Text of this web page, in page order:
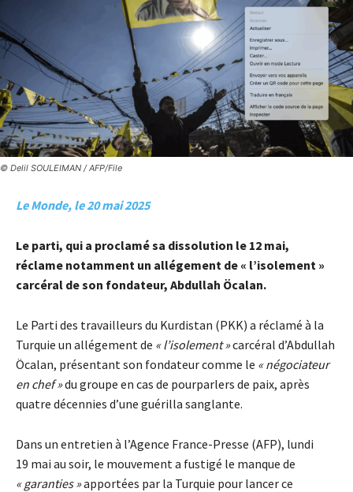
© Delil SOULEIMAN / AFP/File
Le Monde, le 20 mai 2025
Le parti, qui a proclamé sa dissolution le 12 mai,
réclame notamment un allégement de « l’isolement »
carcéral de son fondateur, Abdullah Öcalan.
Le Parti des travailleurs du Kurdistan (PKK) a réclamé à la
Turquie un allégement de « l’isolement »carcéral d’Abdullah
Öcalan, présentant son fondateur comme le « négociateur
en chef »du groupe en cas de pourparlers de paix, après
quatre décennies d’une guérilla sanglante.
Dans un entretien à l’Agence France-Presse (AFP), lundi
19 mai au soir, le mouvement a fustigé le manque de
« garanties »apportées par la Turquie pour lancer ce